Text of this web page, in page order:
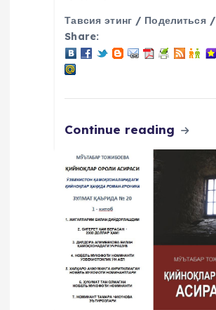
Тавсия этинг / Поделиться /
Share:
Continue reading